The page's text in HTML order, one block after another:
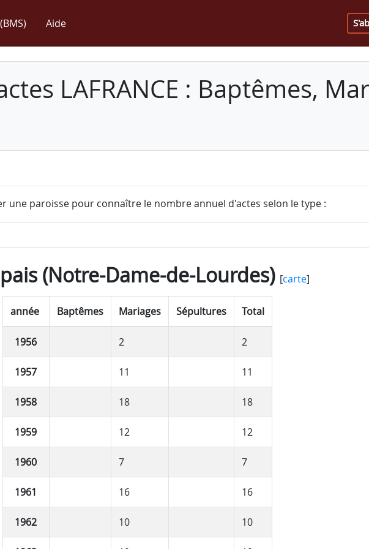
Aide
LAFRANCE : Baptêmes,
une paroisse pour connaître le nombre annuel d'actes selon le type :
(Notre-Dame-de-Lourdes)[carte]
année Baptêmes Mariages Sépultures Total
1956 2 2
1957 11 11
1958 18 18
1959 12 12
1960 7 7
1961 16 16
1962 10 10